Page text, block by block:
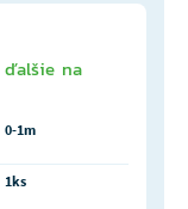
na
0-1m
1ks